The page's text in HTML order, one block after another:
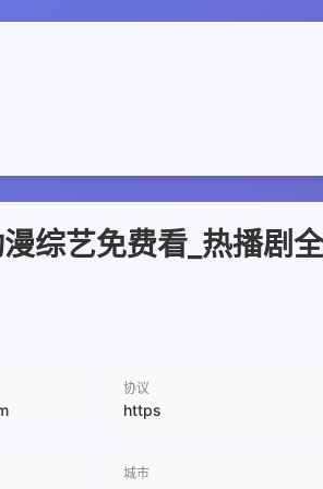
综艺免费看_热播剧
协议
https
城市